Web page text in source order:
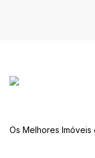
Os Melhores Imóveis